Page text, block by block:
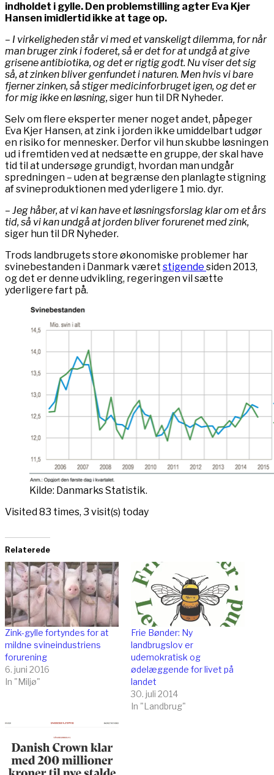
indholdet i gylle. Den problemstilling agter Eva Kjer
Hansen imidlertid ikke at tage op.
– I virkeligheden står vi med et vanskeligt dilemma, for når
man bruger zink i foderet, så er det for at undgå at give
grisene antibiotika, og det er rigtig godt. Nu viser det sig
så, at zinken bliver genfundet i naturen. Men hvis vi bare
fjerner zinken, så stiger medicinforbruget igen, og det er
for mig ikke en løsning,siger hun til DR Nyheder.
Selv om flere eksperter mener noget andet, påpeger
Eva Kjer Hansen, at zink i jorden ikke umiddelbart udgør
en risiko for mennesker. Derfor vil hun skubbe løsningen
ud i fremtiden ved at nedsætte en gruppe, der skal have
tid til at undersøge grundigt, hvordan man undgår
spredningen – uden at begrænse den planlagte stigning
af svineproduktionen med yderligere 1 mio. dyr.
– Jeg håber, at vi kan have et løsningsforslag klar om et års
tid, så vi kan undgå at jorden bliver forurenet med zink,
siger hun til DR Nyheder.
Trods landbrugets store økonomiske problemer har
svinebestanden i Danmark været stigende siden 2013,
og det er denne udvikling, regeringen vil sætte
yderligere fart på.
Kilde: Danmarks Statistik.
Visited 83 times, 3 visit(s) today
Relaterede
Zink-gylle fortyndes for at
mildne svineindustriens
forurening
6. juni 2016
In "Miljø"
Frie Bønder: Ny
landbrugslov er
udemokratisk og
ødelæggende for livet på
landet
30. juli 2014
In "Landbrug"